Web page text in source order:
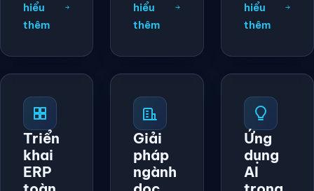
hiểu
thêm
hiểu
thêm
hiểu
thêm
Triển
khai
ERP
Giải
pháp
ngành
Ứng
dụng
AI